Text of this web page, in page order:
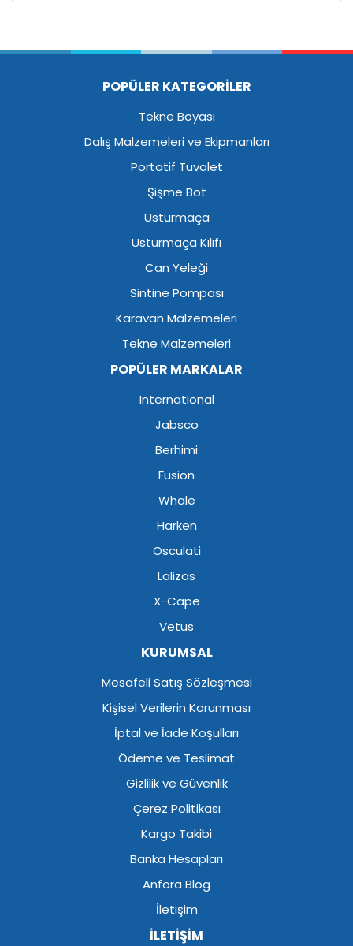
POPÜLER KATEGORİLER
Tekne Boyası
Dalış Malzemeleri ve Ekipmanları
Portatif Tuvalet
Şişme Bot
Usturmaça
Usturmaça Kılıfı
Can Yeleği
Sintine Pompası
Karavan Malzemeleri
Tekne Malzemeleri
POPÜLER MARKALAR
International
Jabsco
Berhimi
Fusion
Whale
Harken
Osculati
Lalizas
X-Cape
Vetus
KURUMSAL
Mesafeli Satış Sözleşmesi
Kişisel Verilerin Korunması
İptal ve İade Koşulları
Ödeme ve Teslimat
Gizlilik ve Güvenlik
Çerez Politikası
Kargo Takibi
Banka Hesapları
Anfora Blog
İletişim
İLETİŞİM